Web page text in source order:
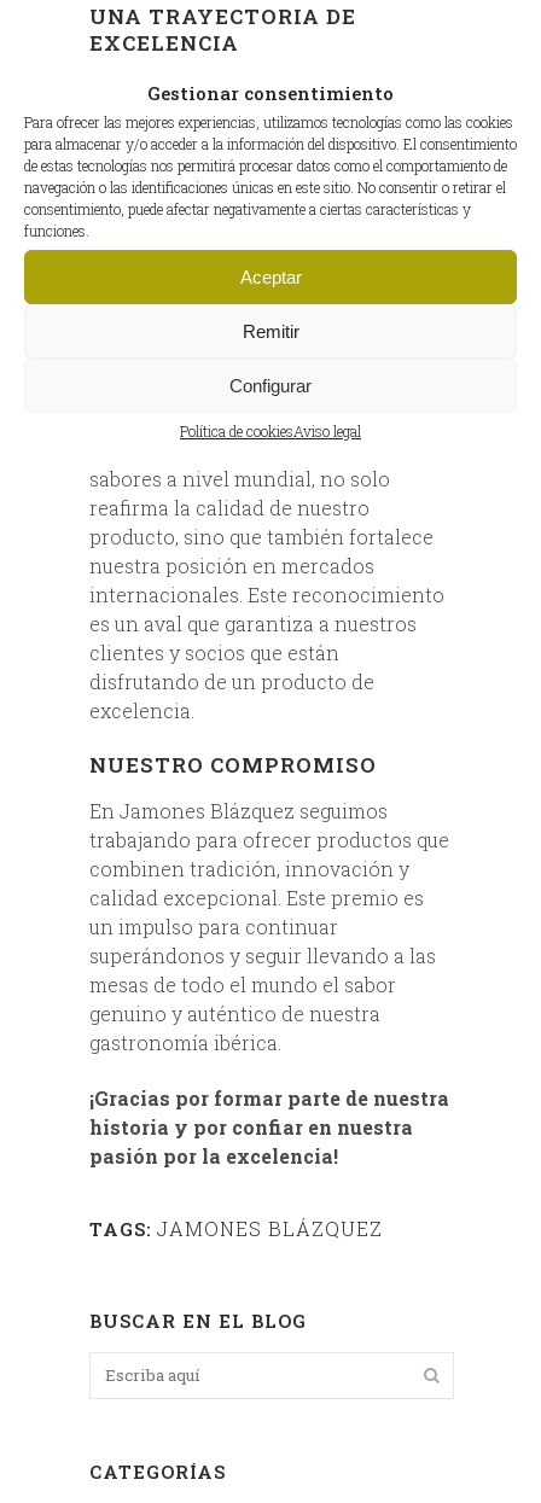
Gestionar consentimiento
Para ofrecer las mejores experiencias, utilizamos tecnologías como las cookies
para almacenar y/o acceder a la información del dispositivo. El consentimiento
de estas tecnologías nos permitirá procesar datos como el comportamiento de
navegación o las identificaciones únicas en este sitio. No consentir o retirar el
consentimiento, puede afectar negativamente a ciertas características y
funciones.
Aceptar
Remitir
Configurar
Política de cookiesAviso legal
UNA TRAYECTORIA DE
EXCELENCIA
Este galardón no es solo un logro; es
el reflejo de un trabajo artesanal
cuidado al detalle y de una selección
minuciosa que empieza en el campo,
con cerdos ibéricos alimentados con
estándares que aseguran una
experiencia única en cada bocado.
RECONOCIMIENTO GLOBAL
Ser galardonados en Bruselas,
sabores a nivel mundial, no solo
reafirma la calidad de nuestro
producto, sino que también fortalece
nuestra posición en mercados
internacionales. Este reconocimiento
es un aval que garantiza a nuestros
clientes y socios que están
disfrutando de un producto de
excelencia.
NUESTRO COMPROMISO
En Jamones Blázquez seguimos
trabajando para ofrecer productos que
combinen tradición, innovación y
calidad excepcional. Este premio es
un impulso para continuar
superándonos y seguir llevando a las
mesas de todo el mundo el sabor
genuino y auténtico de nuestra
gastronomía ibérica.
¡Gracias por formar parte de nuestra
historia y por confiar en nuestra
pasión por la excelencia!
TAGS: JAMONES BLÁZQUEZ
BUSCAR EN EL BLOG
CATEGORÍAS